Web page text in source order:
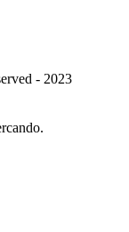
- 2023